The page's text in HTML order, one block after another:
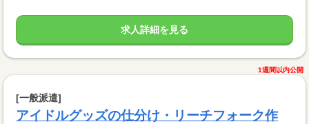
求人詳細を見る
1週間以内公開
[一般派遣]
アイドルグッズの仕分け・リーチフォーク作